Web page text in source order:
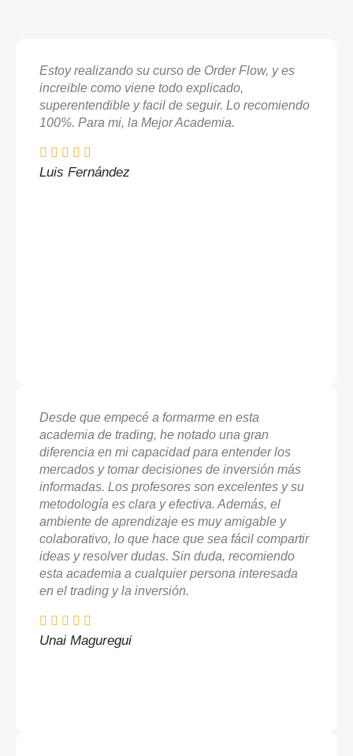
Estoy realizando su curso de Order Flow, y es
increible como viene todo explicado,
superentendible y facil de seguir. Lo recomiendo
100%. Para mi, la Mejor Academia.
Luis Fernández
Desde que empecé a formarme en esta
academia de trading, he notado una gran
diferencia en mi capacidad para entender los
mercados y tomar decisiones de inversión más
informadas. Los profesores son excelentes y su
metodología es clara y efectiva. Además, el
ambiente de aprendizaje es muy amigable y
colaborativo, lo que hace que sea fácil compartir
ideas y resolver dudas. Sin duda, recomiendo
esta academia a cualquier persona interesada
en el trading y la inversión.
Unai Maguregui